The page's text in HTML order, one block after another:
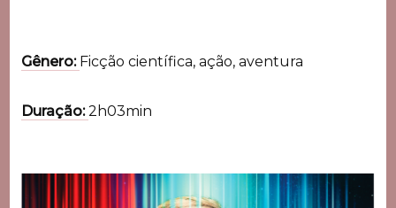
Gênero: Ficção científica, ação, aventura
Duração:2h03min